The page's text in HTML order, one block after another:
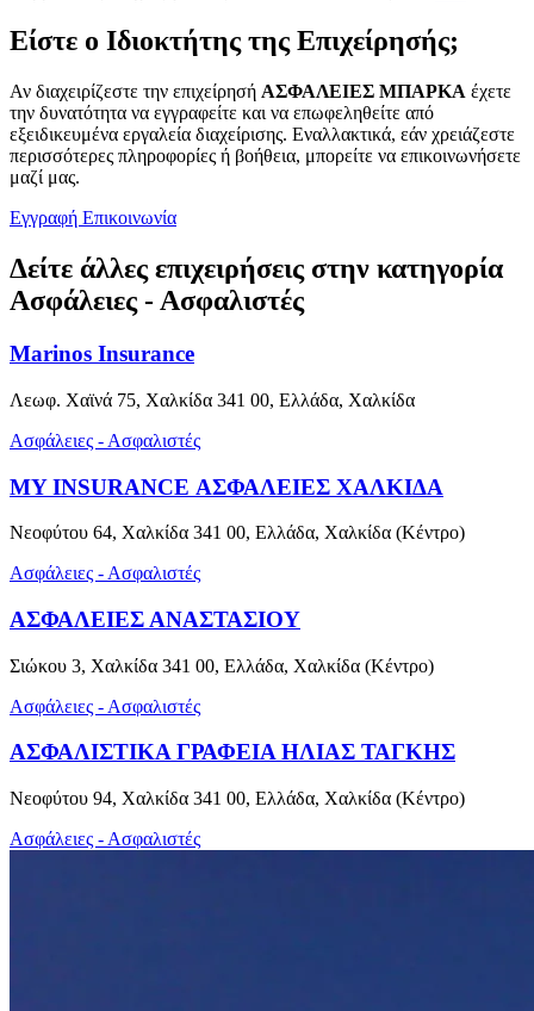
Είστε ο Ιδιοκτήτης της Επιχείρησής;
Αν διαχειρίζεστε την επιχείρησή ΑΣΦΑΛΕΙΕΣ ΜΠΑΡΚΑ έχετε
την δυνατότητα να εγγραφείτε και να επωφεληθείτε από
εξειδικευμένα εργαλεία διαχείρισης. Εναλλακτικά, εάν χρειάζεστε
περισσότερες πληροφορίες ή βοήθεια, μπορείτε να επικοινωνήσετε
μαζί μας.
Εγγραφή Επικοινωνία
Δείτε άλλες επιχειρήσεις στην κατηγορία
Ασφάλειες - Ασφαλιστές
Marinos Insurance
Λεωφ. Χαϊνά 75, Χαλκίδα 341 00, Ελλάδα, Χαλκίδα
Ασφάλειες - Ασφαλιστές
MY INSURANCE ΑΣΦΑΛΕΙΕΣ ΧΑΛΚΙΔΑ
Νεοφύτου 64, Χαλκίδα 341 00, Ελλάδα, Χαλκίδα (Κέντρο)
Ασφάλειες - Ασφαλιστές
ΑΣΦΑΛΕΙΕΣ ΑΝΑΣΤΑΣΙΟΥ
Σιώκου 3, Χαλκίδα 341 00, Ελλάδα, Χαλκίδα (Κέντρο)
Ασφάλειες - Ασφαλιστές
ΑΣΦΑΛΙΣΤΙΚΑ ΓΡΑΦΕΙΑ ΗΛΙΑΣ ΤΑΓΚΗΣ
Νεοφύτου 94, Χαλκίδα 341 00, Ελλάδα, Χαλκίδα (Κέντρο)
Ασφάλειες - Ασφαλιστές